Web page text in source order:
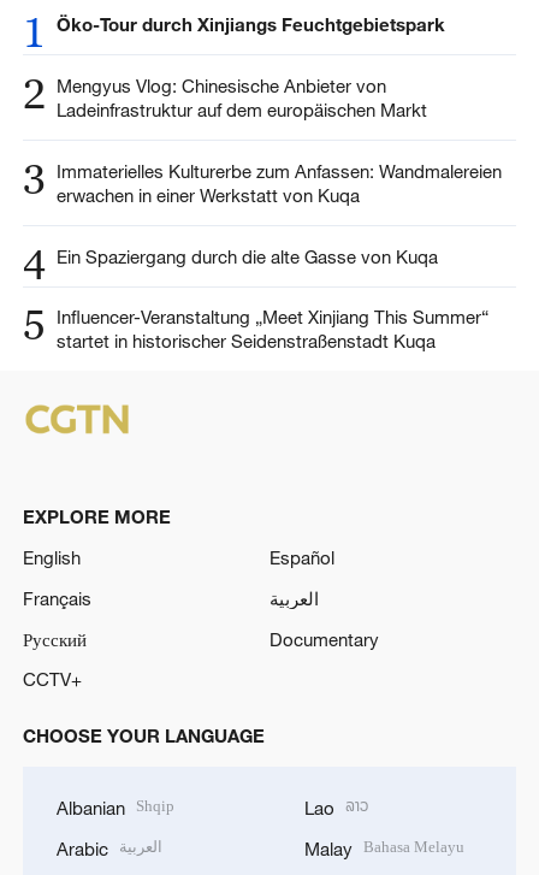
1 Öko-Tour durch Xinjiangs Feuchtgebietspark
2
Mengyus Vlog: Chinesische Anbieter von
Ladeinfrastruktur auf dem europäischen Markt
3
Immaterielles Kulturerbe zum Anfassen: Wandmalereien
erwachen in einer Werkstatt von Kuqa
4 Ein Spaziergang durch die alte Gasse von Kuqa
5
Influencer-Veranstaltung „Meet Xinjiang This Summer“
startet in historischer Seidenstraßenstadt Kuqa
EXPLORE MORE
English
Español
Français
العربية
Русский
Documentary
CCTV+
CHOOSE YOUR LANGUAGE
Albanian Shqip
Arabic العربية
Lao ລາວ
Malay Bahasa Melayu